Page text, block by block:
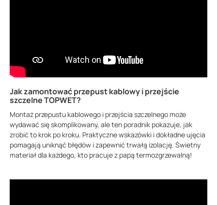
Jak zamontować przepust kablowy i przejście
szczelne TOPWET?
Montaż przepustu kablowego i przejścia szczelnego może
wydawać się skomplikowany, ale ten poradnik pokazuje, jak
zrobić to krok po kroku. Praktyczne wskazówki i dokładne ujęcia
pomagają uniknąć błędów i zapewnić trwałą izolację. Świetny
materiał dla każdego, kto pracuje z papą termozgrzewalną!